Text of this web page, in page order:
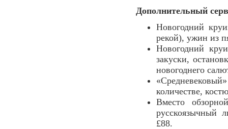
Дополнительный
Новогодний
рекой), ужин из
Новогодний
закуски,
новогоднего
количестве,
Вместо
русскоязычный
£88.